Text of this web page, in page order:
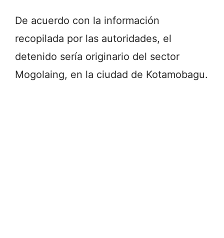
De acuerdo con la información
recopilada por las autoridades, el
detenido sería originario del sector
Mogolaing, en la ciudad de Kotamobagu.